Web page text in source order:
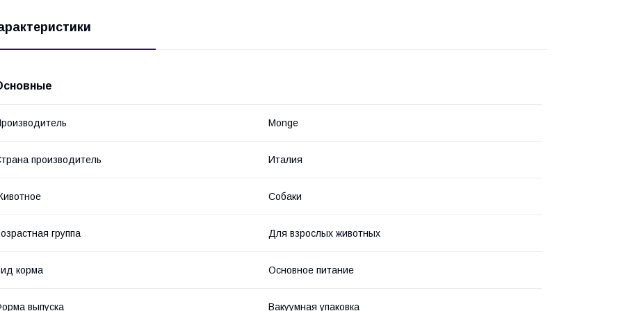
Monge
производитель Италия
Собаки
группа Для взрослых животных
корма Основное питание
выпуска Вакуумная упаковка